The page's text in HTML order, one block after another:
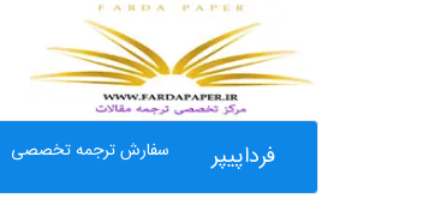
فرداپیپر سفارش ترجمه تخصصی